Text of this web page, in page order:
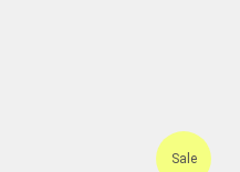
Sale